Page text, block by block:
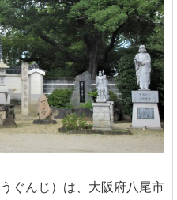
ぐんじ）は、大阪府八尾市